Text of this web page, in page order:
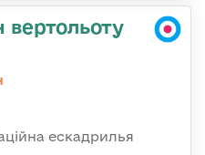
ескадрилья